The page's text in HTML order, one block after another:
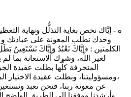
ه - إيَّاك نخص بغاية التذلُّل ونهاية
وحدك نطلب المعونة على عبادتك
الكلمتين : ﴿إِيَّاكَ نَعْبُدُ وَإِيَّاكَ نَسْتَعِينُ
لغير الله، وشرك الاستعانة بما
المنحرفة كلُّها بطلت عقيدة
،ومسؤوليتنا، وبطلت عقيدة الاختيار